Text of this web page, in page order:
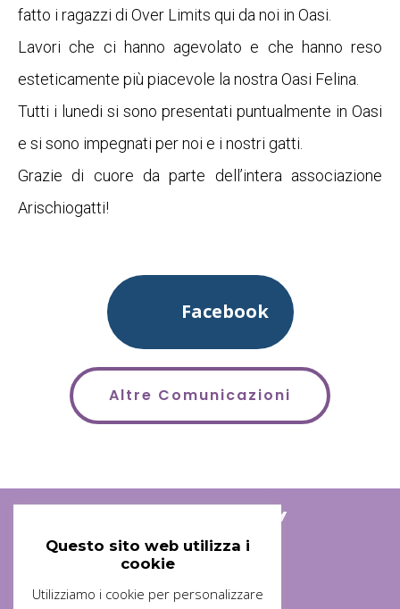
fatto i ragazzi di Over Limits qui da noi in Oasi.
Lavori che ci hanno agevolato e che hanno reso
esteticamente più piacevole la nostra Oasi Felina.
Tutti i lunedi si sono presentati puntualmente in Oasi
e si sono impegnati per noi e i nostri gatti.
Grazie di cuore da parte dell’intera associazione
Arischiogatti!
Facebook
Altre Comunicazioni
Associazione Arischiogatti ODV
Questo sito web utilizza i
cookie
Utilizziamo i cookie per personalizzare